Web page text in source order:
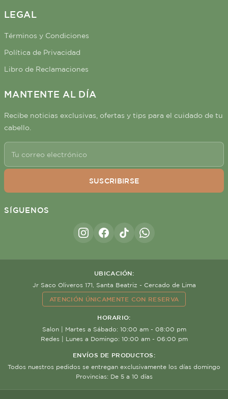
LEGAL
Términos y Condiciones
Política de Privacidad
Libro de Reclamaciones
MANTENTE AL DÍA
Recibe noticias exclusivas, ofertas y tips para el cuidado de tu
cabello.
SUSCRIBIRSE
SÍGUENOS
UBICACIÓN:
Jr Saco Oliveros 171, Santa Beatriz - Cercado de Lima
ATENCIÓN ÚNICAMENTE CON RESERVA
HORARIO:
Salon | Martes a Sábado: 10:00 am - 08:00 pm
Redes | Lunes a Domingo: 10:00 am - 06:00 pm
ENVÍOS DE PRODUCTOS:
Todos nuestros pedidos se entregan exclusivamente los días domingo
Provincias: De 5 a 10 días